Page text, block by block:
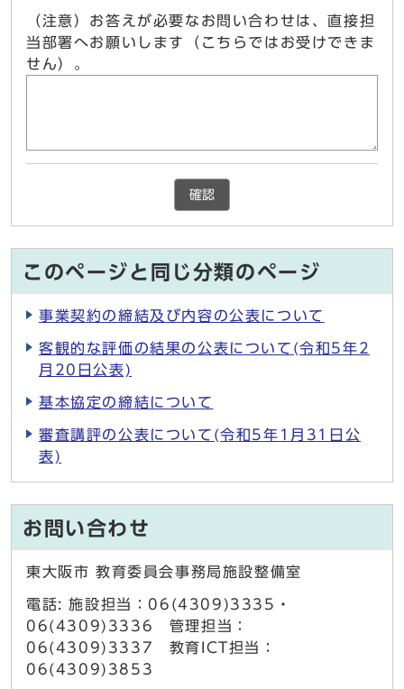
（注意）お答えが必要なお問い合わせは、直接担
当部署へお願いします（こちらではお受けできま
せん）。
確認
このページと同じ分類のページ
事業契約の締結及び内容の公表について
客観的な評価の結果の公表について(令和5年2
月20日公表)
基本協定の締結について
審査講評の公表について(令和5年1月31日公
表)
お問い合わせ
東大阪市 教育委員会事務局施設整備室
電話: 施設担当：06(4309)3335・
06(4309)3336 管理担当：
06(4309)3337 教育ICT担当：
06(4309)3853